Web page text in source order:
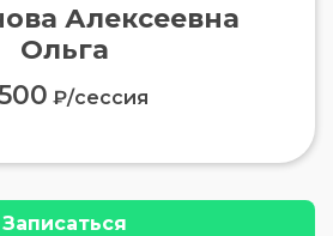
Алексеевна
Ольга
₽/сессия
Записаться